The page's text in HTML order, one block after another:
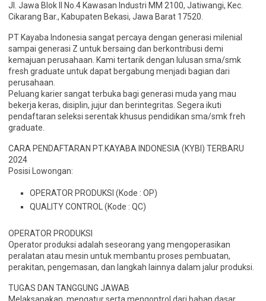
Jl. Jawa Blok II No.4 Kawasan Industri MM 2100, Jatiwangi, Kec.
Cikarang Bar., Kabupaten Bekasi, Jawa Barat 17520.
PT Kayaba Indonesia sangat percaya dengan generasi milenial
sampai generasi Z untuk bersaing dan berkontribusi demi
kemajuan perusahaan. Kami tertarik dengan lulusan sma/smk
fresh graduate untuk dapat bergabung menjadi bagian dari
perusahaan.
Peluang karier sangat terbuka bagi generasi muda yang mau
bekerja keras, disiplin, jujur dan berintegritas. Segera ikuti
pendaftaran seleksi serentak khusus pendidikan sma/smk freh
graduate.
CARA PENDAFTARAN PT.KAYABA INDONESIA (KYBI) TERBARU
2024
Posisi Lowongan:
OPERATOR PRODUKSI (Kode : OP)
QUALITY CONTROL (Kode : QC)
OPERATOR PRODUKSI
Operator produksi adalah seseorang yang mengoperasikan
peralatan atau mesin untuk membantu proses pembuatan,
perakitan, pengemasan, dan langkah lainnya dalam jalur produksi.
TUGAS DAN TANGGUNG JAWAB